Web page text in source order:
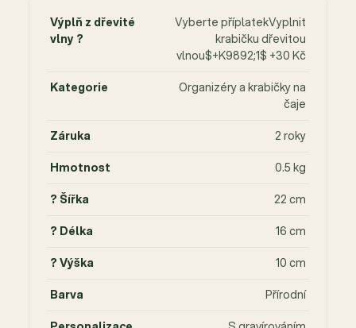
Výplň z dřevité
vlny ?
Vyberte příplatekVyplnit
krabičku dřevitou
vlnou$+K9892;1$ +30 Kč
Kategorie
Organizéry a krabičky na
čaje
Záruka
2 roky
Hmotnost
0.5 kg
? Šířka
22 cm
? Délka
16 cm
? Výška
10 cm
Barva
Přírodní